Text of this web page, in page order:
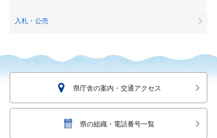
入札・公売
県庁舎の案内・交通アクセス
県の組織・電話番号一覧